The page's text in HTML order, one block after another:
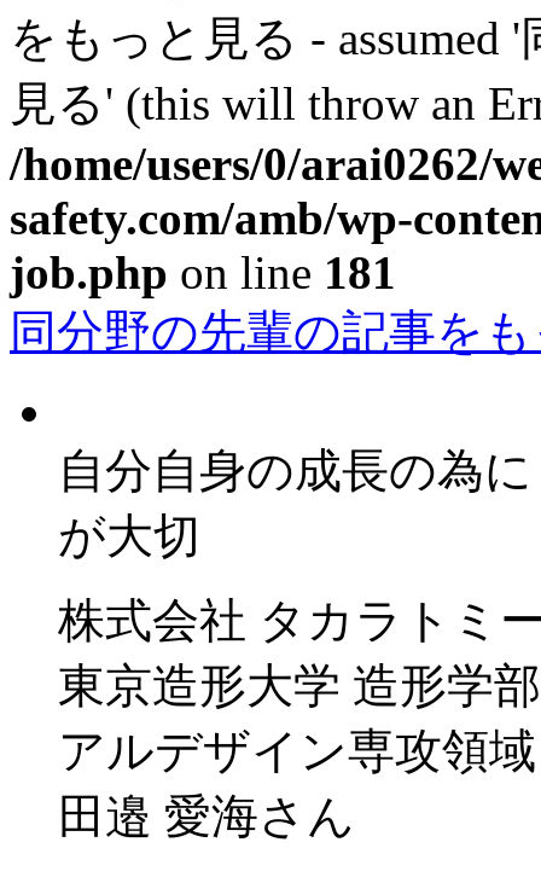
をもっと見る - assumed
見る' (this will throw an
/home/users/0/arai0262/
safety.com/amb/wp-
job.php on line 181
同分野の先輩の記事を
自分自身の成長の為
が大切
株式会社 タカラトミ
東京造形大学 造形学
アルデザイン専攻領
田邉 愛海さん